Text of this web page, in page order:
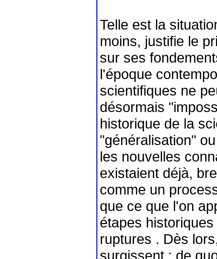
Telle est la
moins, justifie le
sur ses
l'époque
scientifiques ne
désormais
historique de la
"généralisation"
les nouvelles
existaient déjà,
comme un
que ce que l'on
étapes
ruptures . Dès
surgissent : de